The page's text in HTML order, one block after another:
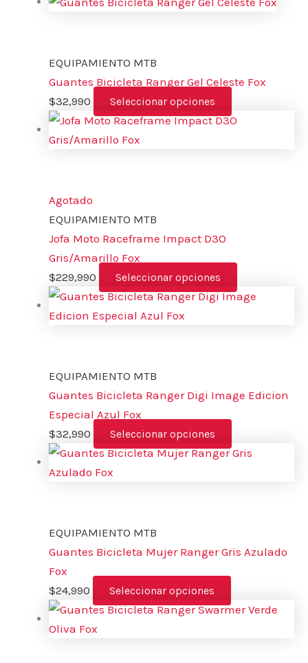
EQUIPAMIENTO MTB
Guantes Bicicleta Ranger Gel Celeste Fox
$32,990 Seleccionar opciones
Agotado
EQUIPAMIENTO MTB
Jofa Moto Raceframe Impact D3O
Gris/Amarillo Fox
$229,990 Seleccionar opciones
EQUIPAMIENTO MTB
Guantes Bicicleta Ranger Digi Image Edicion
Especial Azul Fox
$32,990 Seleccionar opciones
EQUIPAMIENTO MTB
Guantes Bicicleta Mujer Ranger Gris Azulado
Fox
$24,990 Seleccionar opciones